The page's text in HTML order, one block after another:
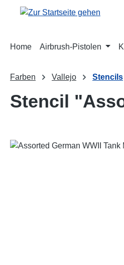
Hauptinhalt springen
Zur Suche springen
Zur Hauptnavigation springen
Home Airbrush-Pistolen
Farben Vallejo Stencils
Stencil
Bildergalerie überspringen